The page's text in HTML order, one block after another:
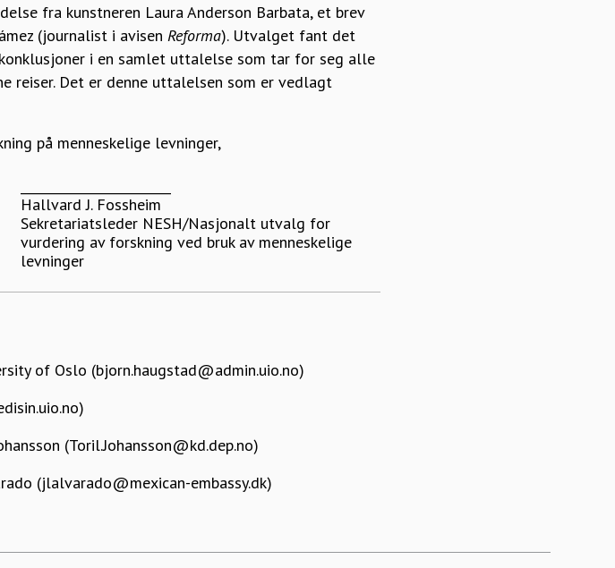
fra kunstneren Laura Anderson Barbata, et brev
(journalist i avisen Reforma). Utvalget fant det
i en samlet uttalelse som tar for seg alle
reiser. Det er denne uttalelsen som er vedlagt
på menneskelige levninger,
Hallvard J. Fossheim
Sekretariatsleder NESH/Nasjonalt utvalg for
vurdering av forskning ved bruk av menneskelige
levninger
of Oslo (bjorn.haugstad@admin.uio.no)
(Toril.Johansson@kd.dep.no)
(jlalvarado@mexican-embassy.dk)